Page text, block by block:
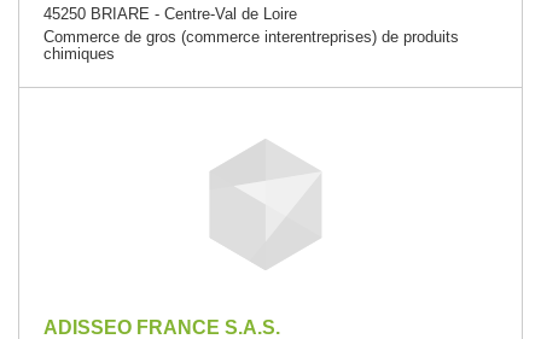
45250 BRIARE - Centre-Val de Loire
Commerce de gros (commerce interentreprises) de produits
chimiques
ADISSEO FRANCE S.A.S.